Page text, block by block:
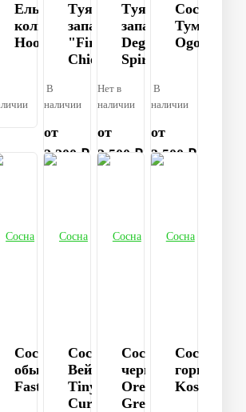
Ель
колючая
Hoopsii,
Tуя
западная
"Fire
Chief"
В
наличии
от
2 200 ₽
Tуя
западная
Degroot's
Spire
Нет в
наличии
от
2 500 ₽
Сосна
Тумберга
Ogon
В
наличии
от
3 500 ₽
Сосна
обыкновенная
Fastigiata
Сосна
Веймутова
Tiny
Curls
Сосна
черная
Oregon
Green
Сосна
горная
Kostelnicek